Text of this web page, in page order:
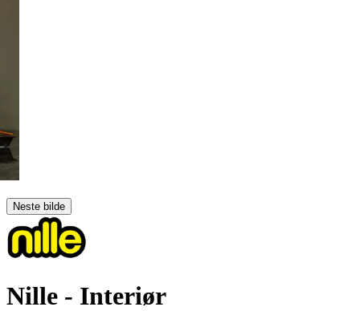
Neste bilde
Nille - Interiør